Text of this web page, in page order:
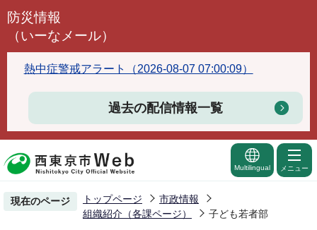
こ
頭
で
防災情報
（いーなメール）
熱中症警戒アラート（2026-08-07 07:00:09）
過去の配信情報一覧
Multilingual メニュー
現在のページ トップページ
市政情報
組織紹介（各課ページ）
子ども若者部